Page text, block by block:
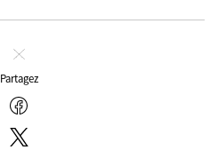
Fermer
Partagez
Facebook
Twitter